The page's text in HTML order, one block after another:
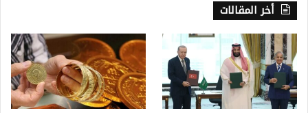
أخر المقالات